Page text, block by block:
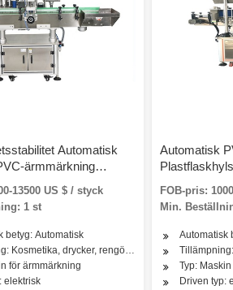
Automatisk
ärmmärkning
/ självhäftande
för
vattenanläggning
13500 US $ / styck
1 st
betyg: Automatisk
Kosmetika, drycker, rengöring, tvättmedel,
för ärmmärkning
elektrisk
Automatisk
FOB-pris:
Min.
Automatisk
Typ:
Driven typ: